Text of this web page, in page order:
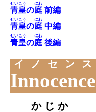
青皇
せいこう
の庭
にわ
前編
青皇
せいこう
の庭
にわ
中編
青皇
せいこう
の庭
にわ
後編
Innocence
イノセンス
かじか